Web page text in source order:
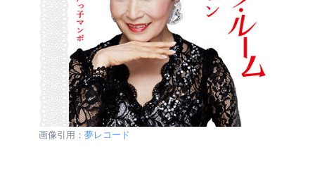
画像引用： 夢レコード